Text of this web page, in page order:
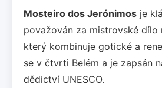
Mosteiro dos Jerónimos je
považován za mistrovské dílo
který kombinuje gotické a
se v čtvrti Belém a je zapsán
dědictví UNESCO.